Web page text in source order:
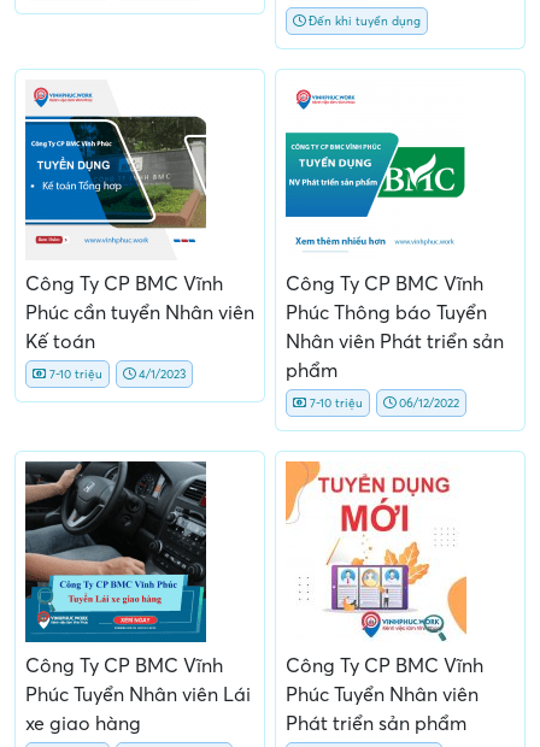
Đến khi tuyển dụng
Công Ty CP BMC Vĩnh
Phúc cần tuyển Nhân viên
Kế toán
7-10 triệu 4/1/2023
Công Ty CP BMC Vĩnh
Phúc Thông báo Tuyển
Nhân viên Phát triển sản
phẩm
7-10 triệu 06/12/2022
Công Ty CP BMC Vĩnh
Phúc Tuyển Nhân viên Lái
xe giao hàng
Công Ty CP BMC Vĩnh
Phúc Tuyển Nhân viên
Phát triển sản phẩm